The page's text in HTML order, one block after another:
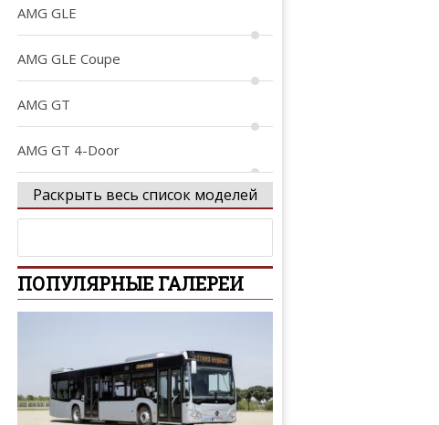
AMG GLE
AMG GLE Coupe
AMG GT
AMG GT 4-Door
AMG Project ONE
B-Class
C-Class AMG
Раскрыть весь список моделей
ПОПУЛЯРНЫЕ ГАЛЕРЕИ